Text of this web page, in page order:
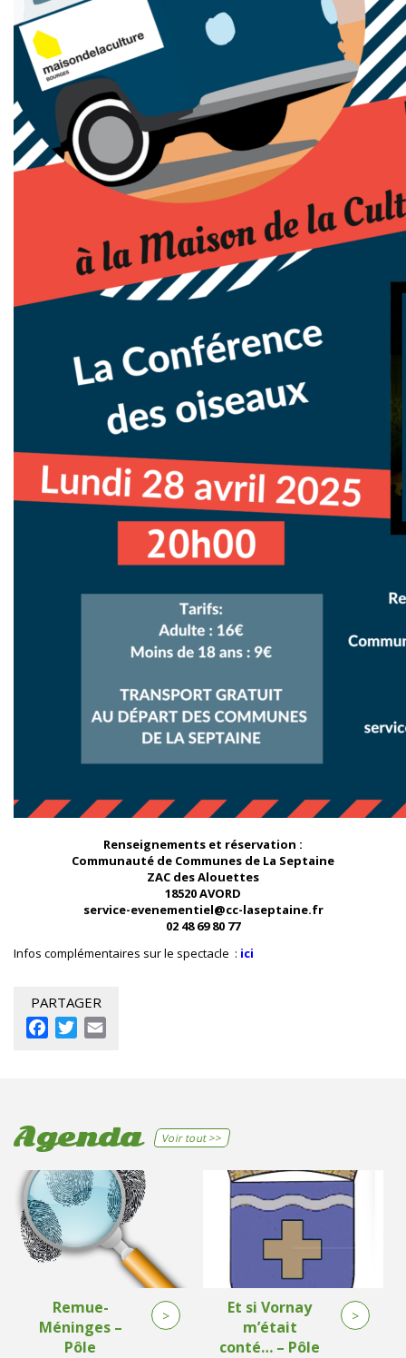
Renseignements et réservation :
Communauté de Communes de La Septaine
ZAC des Alouettes
18520 AVORD
service-evenementiel@cc-laseptaine.fr
02 48 69 80 77
Infos complémentaires sur le spectacle : ici
PARTAGER
FacebookTwitter
Agenda Voir tout >>
Remue-
Méninges –
Pôle
>
Et si Vornay
m’était
conté… – Pôle
>